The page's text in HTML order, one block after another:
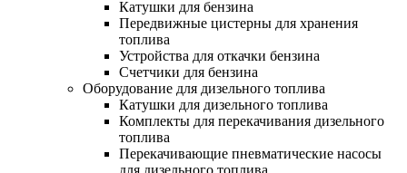
Катушки для бензина
Передвижные цистерны для хранения
топлива
Устройства для откачки бензина
Счетчики для бензина
Оборудование для дизельного топлива
Катушки для дизельного топлива
Комплекты для перекачивания дизельного
топлива
Перекачивающие пневматические насосы